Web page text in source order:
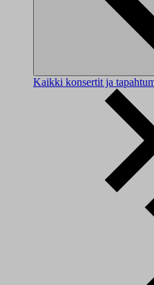
Kaikki konsertit ja